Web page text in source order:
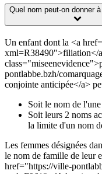
Quel nom peut-on donner
Un enfant dont la <a
xml=R38490">filiation</
pontlabbe.bzh/
conjointe anticipée</a>
Soit le nom de
Soit leurs 2 noms
la limite d'un nom
Les femmes désignées
le nom de famille de leur
href="https://ville-